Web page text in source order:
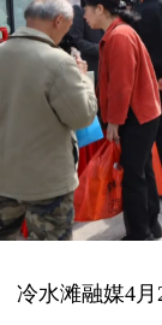
冷水滩融媒4